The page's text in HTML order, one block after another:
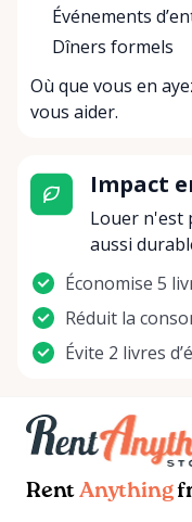
Événements
Dîners formels
Où que vous en
vous aider.
Impact
Louer n'est
aussi
Économise 5
Réduit la
Évite 2 livres
Rent Anything